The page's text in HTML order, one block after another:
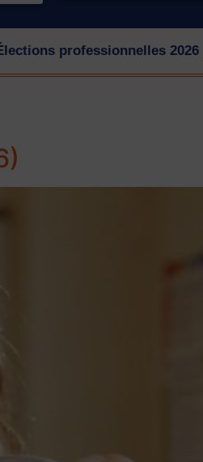
professionnelles 2026